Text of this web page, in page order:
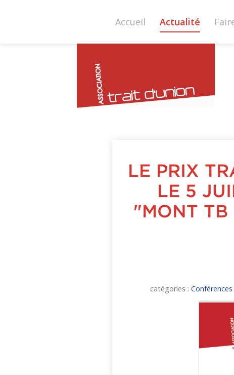
Accueil Actualité
LE PRIX
LE 5
"MONT TB
catégories : Conférences